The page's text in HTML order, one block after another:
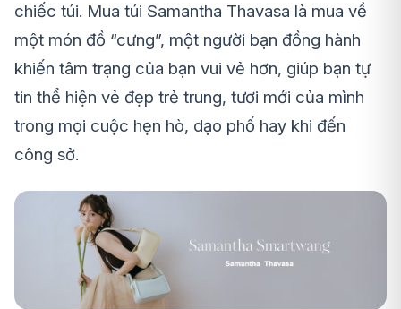
chiếc túi. Mua túi Samantha Thavasa là mua về
một món đồ “cưng”, một người bạn đồng hành
khiến tâm trạng của bạn vui vẻ hơn, giúp bạn tự
tin thể hiện vẻ đẹp trẻ trung, tươi mới của mình
trong mọi cuộc hẹn hò, dạo phố hay khi đến
công sở.